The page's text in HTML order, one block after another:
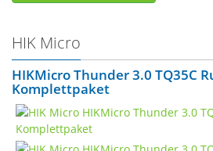
HIK Micro
HIKMicro Thunder 3.0 TQ35C
Komplettpaket